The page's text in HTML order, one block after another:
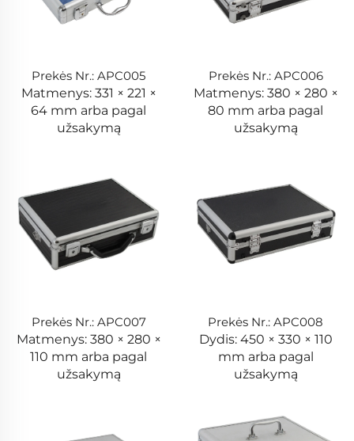
Prekės Nr.: APC005
Matmenys: 331 × 221 ×
64 mm arba pagal
užsakymą
Prekės Nr.: APC006
Matmenys: 380 × 280 ×
80 mm arba pagal
užsakymą
Prekės Nr.: APC007
Matmenys: 380 × 280 ×
110 mm arba pagal
užsakymą
Prekės Nr.: APC008
Dydis: 450 × 330 × 110
mm arba pagal
užsakymą